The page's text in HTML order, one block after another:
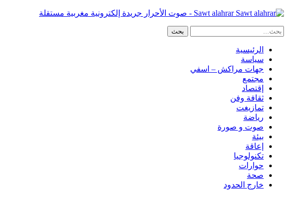
Sawt alahrar - صوت الأحرار جريدة إلكترونية مغربية مستقلة
الرئيسية
سياسة
جهات مراكش – اسفي
مجتمع
إقتصاد
ثقافة وفن
تمازيغت
رياضة
صوت و صورة
بيئة
إعاقة
تكنولوجيا
حوارات
صحة
خارج الحدود